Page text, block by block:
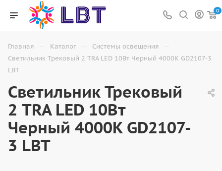
0
Главная — Каталог — Системы освещения —
Светильник Трековый 2 TRA LED 10Вт Черный 4000K GD2107-3
LBT
Светильник Трековый
2 TRA LED 10Вт
Черный 4000K GD2107-
3 LBT